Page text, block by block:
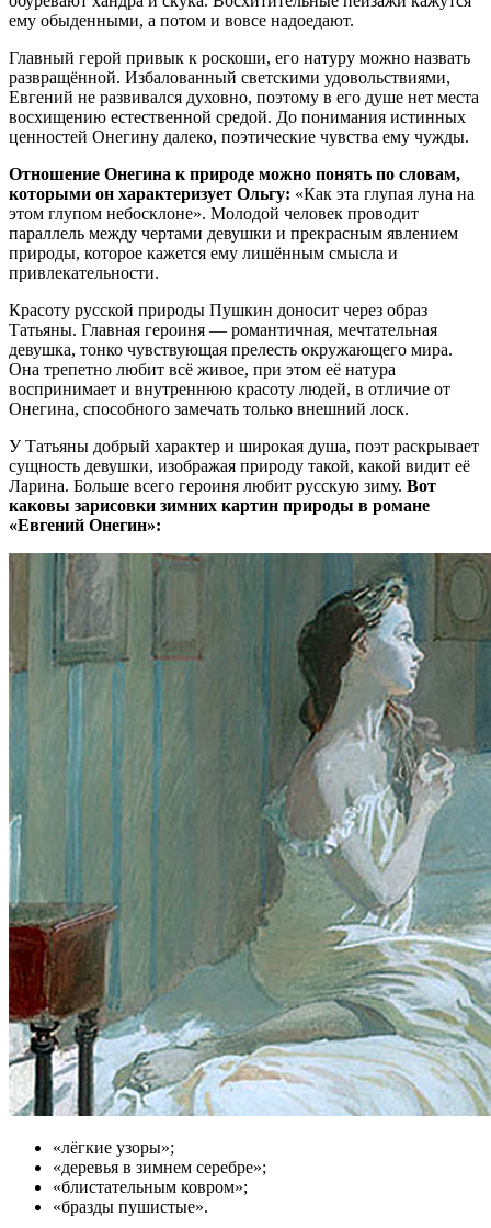
ему обыденными, а потом и вовсе надоедают.
Главный герой привык к роскоши, его натуру можно назвать
развращённой. Избалованный светскими удовольствиями,
Евгений не развивался духовно, поэтому в его душе нет места
восхищению естественной средой. До понимания истинных
ценностей Онегину далеко, поэтические чувства ему чужды.
Отношение Онегина к природе можно понять по словам,
которыми он характеризует Ольгу: «Как эта глупая луна на
этом глупом небосклоне». Молодой человек проводит
параллель между чертами девушки и прекрасным явлением
природы, которое кажется ему лишённым смысла и
привлекательности.
Красоту русской природы Пушкин доносит через образ
Татьяны. Главная героиня — романтичная, мечтательная
девушка, тонко чувствующая прелесть окружающего мира.
Она трепетно любит всё живое, при этом её натура
воспринимает и внутреннюю красоту людей, в отличие от
Онегина, способного замечать только внешний лоск.
У Татьяны добрый характер и широкая душа, поэт раскрывает
сущность девушки, изображая природу такой, какой видит её
Ларина. Больше всего героиня любит русскую зиму. Вот
каковы зарисовки зимних картин природы в романе
«Евгений Онегин»:
«лёгкие узоры»;
«деревья в зимнем серебре»;
«блистательным ковром»;
«бразды пушистые».